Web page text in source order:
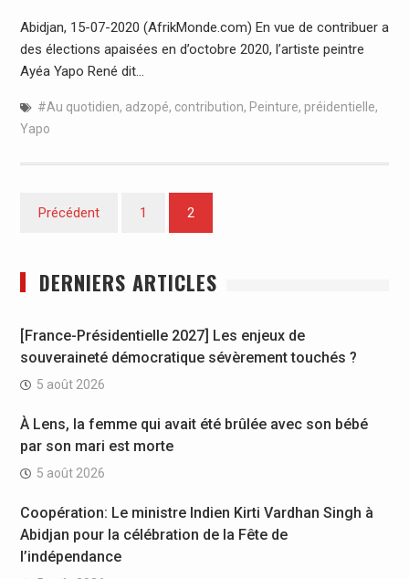
Abidjan, 15-07-2020 (AfrikMonde.com) En vue de contribuer a
des élections apaisées en d’octobre 2020, l’artiste peintre
Ayéa Yapo René dit…
#Au quotidien, adzopé, contribution, Peinture, préidentielle,
Yapo
Pagination
Précédent 1 2
DERNIERS ARTICLES
[France-Présidentielle 2027] Les enjeux de
souveraineté démocratique sévèrement touchés ?
5 août 2026
À Lens, la femme qui avait été brûlée avec son bébé
par son mari est morte
5 août 2026
Coopération: Le ministre Indien Kirti Vardhan Singh à
Abidjan pour la célébration de la Fête de
l’indépendance